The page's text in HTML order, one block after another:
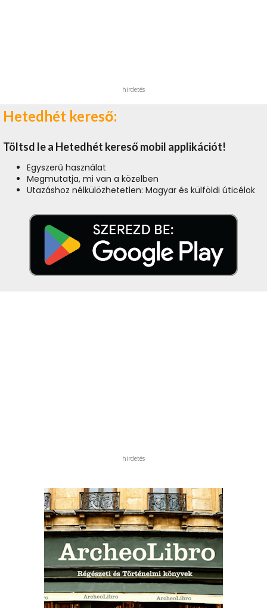
hirdetés
Hetedhét kereső:
Töltsd le a Hetedhét kereső mobil applikációt!
Egyszerű használat
Megmutatja, mi van a közelben
Utazáshoz nélkülözhetetlen: Magyar és külföldi úticélok
hirdetés